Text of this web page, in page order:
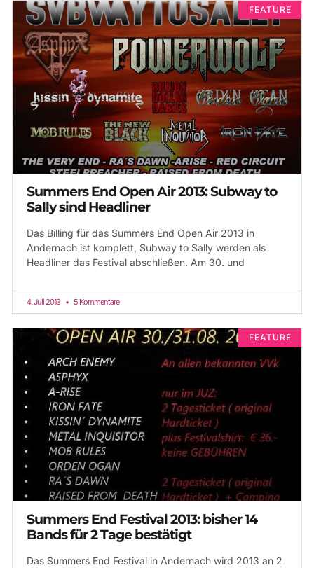
FEATURE
Summers End Open Air 2013: Subway to
Sally sind Headliner
Das Billing für das Summers End Open Air 2013 in
Andernach ist komplett, Subway to Sally werden als
Headliner das Festival abschließen. Am 30. und
4. Juli 2013 5 Kommentare
FEATURE
Summers End Festival 2013: bisher 14
Bands für 2 Tage bestätigt
Das Summers End Festival in Andernach wird 2013 an 2